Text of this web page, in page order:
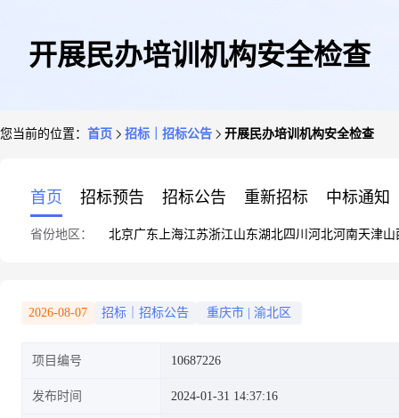
开展民办培训机构安全检查
您当前的位置： 首页 招标｜招标公告 开展民办培训机构安全检查
首页 招标预告 招标公告 重新招标 中标通知
省份地区： 北京广东 上海江苏浙江山东湖北四川 河北河南天津山
2026-08-07 招标｜招标公告 重庆市 渝北区
项目编号 10687226
发布时间 2024-01-31 14:37:16